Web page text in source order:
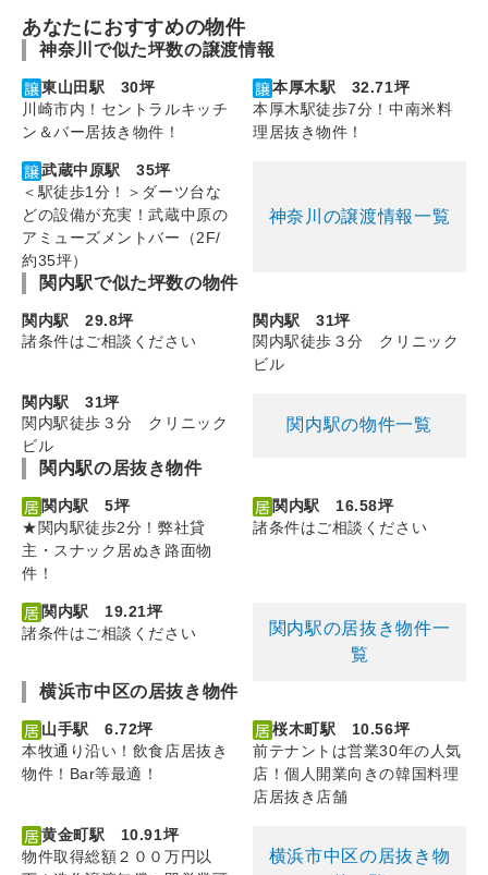
あなたにおすすめの物件
神奈川で似た坪数の譲渡情報
東山田駅 30坪
川崎市内！セントラルキッチ
ン＆バー居抜き物件！
本厚木駅 32.71坪
本厚木駅徒歩7分！中南米料
理居抜き物件！
武蔵中原駅 35坪
＜駅徒歩1分！＞ダーツ台な
どの設備が充実！武蔵中原の
アミューズメントバー（2F/
約35坪）
神奈川の譲渡情報一覧
関内駅で似た坪数の物件
関内駅 29.8坪
諸条件はご相談ください
関内駅 31坪
関内駅徒歩３分 クリニック
ビル
関内駅 31坪
関内駅徒歩３分 クリニック
ビル
関内駅の物件一覧
関内駅の居抜き物件
関内駅 5坪
★関内駅徒歩2分！弊社貸
主・スナック居ぬき路面物
件！
関内駅 16.58坪
諸条件はご相談ください
関内駅 19.21坪
諸条件はご相談ください
関内駅の居抜き物件一
覧
横浜市中区の居抜き物件
山手駅 6.72坪
本牧通り沿い！飲食店居抜き
物件！Bar等最適！
桜木町駅 10.56坪
前テナントは営業30年の人気
店！個人開業向きの韓国料理
店居抜き店舗
黄金町駅 10.91坪
物件取得総額２００万円以
横浜市中区の居抜き物